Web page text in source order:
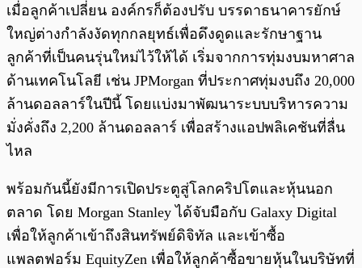
เมื่อลูกค้าเปลี่ยน องค์กรก็ต้องปรับ บรรดาธนาคารยักษ์
ใหญ่ต่างกำลังงัดทุกกลยุทธ์เพื่อดึงดูดและรักษาฐาน
ลูกค้าที่เป็นคนรุ่นใหม่ไว้ให้ได้ เริ่มจากการทุ่มงบมหาศาล
ด้านเทคโนโลยี เช่น JPMorgan ที่ประกาศทุ่มงบถึง 20,000
ล้านดอลลาร์ในปีนี้ โดยแบ่งมาพัฒนาระบบบริหารความ
มั่งคั่งถึง 2,200 ล้านดอลลาร์ เพื่อสร้างแอปพลิเคชันที่ลื่น
ไหล
พร้อมกันนี้ยังมีการเปิดประตูสู่โลกคริปโตและหุ้นนอก
ตลาด โดย Morgan Stanley ได้จับมือกับ Galaxy Digital
เพื่อให้ลูกค้าเข้าถึงสินทรัพย์ดิจิทัล และเข้าซื้อ
แพลตฟอร์ม EquityZen เพื่อให้ลูกค้าซื้อขายหุ้นในบริษัทที่